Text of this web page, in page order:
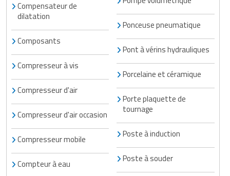
Compensateur de
dilatation
Composants
Compresseur à vis
Compresseur d'air
Compresseur d'air occasion
Compresseur mobile
Compteur à eau
Ponceuse pneumatique
Pont à vérins hydrauliques
Porcelaine et céramique
Porte plaquette de
tournage
Poste à induction
Poste à souder